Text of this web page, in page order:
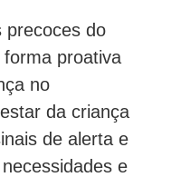
precoces do
proativa
no
da criança
de alerta e
e